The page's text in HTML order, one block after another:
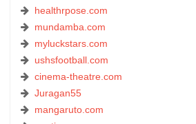
healthrpose.com
mundamba.com
myluckstars.com
ushsfootball.com
cinema-theatre.com
Juragan55
mangaruto.com